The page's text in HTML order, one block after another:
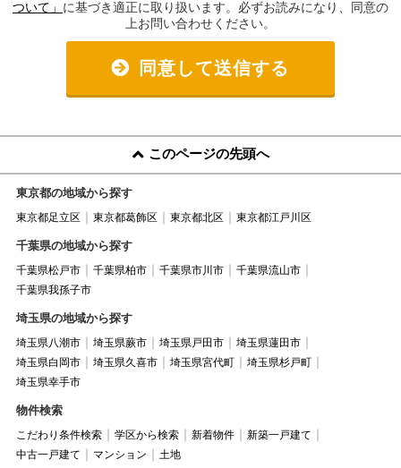
ついて」 に基づき適正に取り扱います。必ずお読みになり、同意の
上お問い合わせください。
同意して送信する
このページの先頭へ
東京都の地域から探す
東京都足立区 東京都葛飾区 東京都北区 東京都江戸川区
千葉県の地域から探す
千葉県松戸市 千葉県柏市 千葉県市川市
千葉県流山市
千葉県我孫子市
埼玉県の地域から探す
埼玉県八潮市 埼玉県蕨市 埼玉県戸田市
埼玉県蓮田市
埼玉県白岡市
埼玉県久喜市 埼玉県宮代町
埼玉県杉戸町
埼玉県幸手市
物件検索
こだわり条件検索 学区から検索 新着物件
新築一戸建て
中古一戸建て
マンション 土地